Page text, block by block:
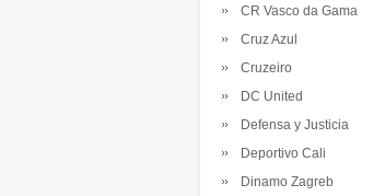
CR Vasco da Gama
Cruz Azul
Cruzeiro
DC United
Defensa y Justicia
Deportivo Cali
Dinamo Zagreb